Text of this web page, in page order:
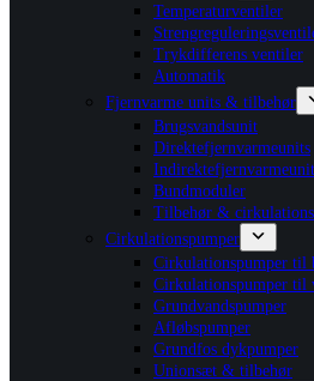
Temperaturventiler
Trykdifferens ventiler
Automatik
Fjernvarme units & tilbehør
Brugsvandsunit
Direktefjernvarmeunits
Bundmoduler
Tilbehør &
Cirkulationspumper
Cirkulationspumper til
Cirkulationspumper til
Grundvandspumper
Afløbspumper
Grundfos dykpumper
Unionsæt & tilbehør